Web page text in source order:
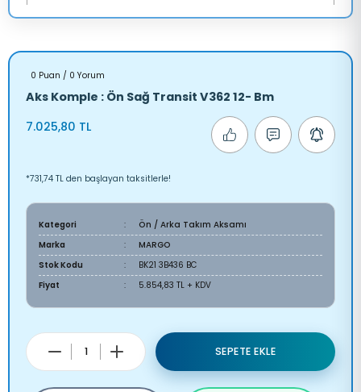
0 Puan / 0 Yorum
Aks Komple : Ön Sağ Transit V362 12- Bm
7.025,80 TL
*731,74 TL den başlayan taksitlerle!
Kategori
Ön / Arka Takım Aksamı
Marka
MARGO
Stok Kodu
BK21 3B436 BC
Fiyat
5.854,83 TL + KDV
SEPETE EKLE